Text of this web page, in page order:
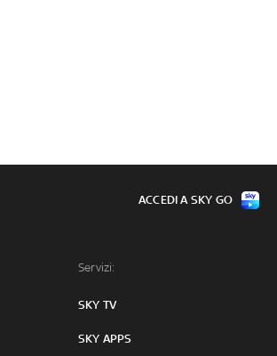
Servizi:
SKY TV
SKY APPS
ACCEDI A SKY GO